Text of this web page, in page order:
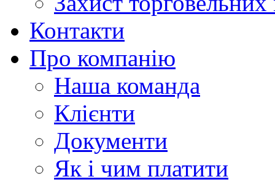
Контакти
Про компанію
Наша команда
Клієнти
Документи
Як і чим платити